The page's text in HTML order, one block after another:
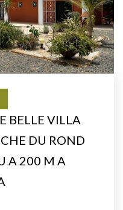
BELLE VILLA
DU ROND
A 200 M A